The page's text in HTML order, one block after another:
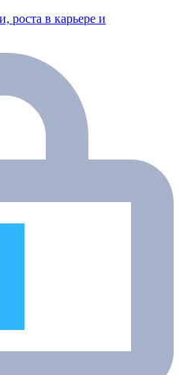
роста в карьере и